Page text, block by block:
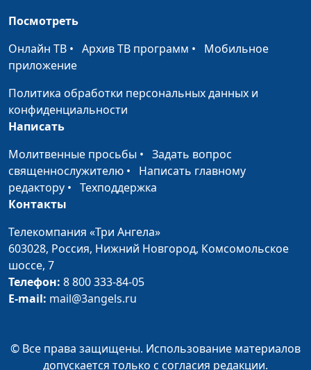
РФ
родословной Иисуса
Головяшкин,
Преодоление страха
Головяшкин,
священнослужитель
Оккультная
зависимость
Страдания и
благословения Иова
Головяшкин,
священнослужитель
Посмотреть
Онлайн ТВ • Архив ТВ программ • Мобильное
приложение
Политика обработки персональных данных и
конфиденциальности
Написать
Молитвенные просьбы • Задать вопрос
священнослужителю • Написать главному
редактору • Техподдержка
Контакты
Телекомпания «Три Ангела»
603028, Россия, Нижний Новгород, Комсомольское
шоссе, 7
Телефон: 8 800 333-84-05
E-mail: mail@3angels.ru
© Все права защищены. Использование материалов
допускается только с согласия редакции.